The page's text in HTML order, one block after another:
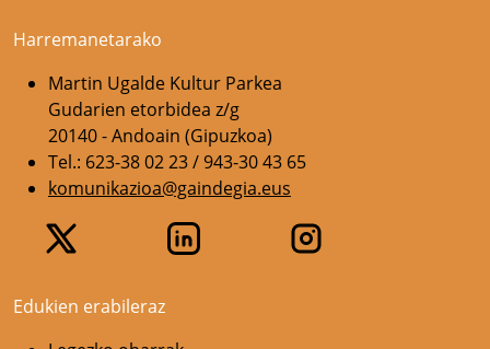
Harremanetarako
Martin Ugalde Kultur Parkea
Gudarien etorbidea z/g
20140 - Andoain (Gipuzkoa)
Tel.: 623-38 02 23 / 943-30 43 65
komunikazioa@gaindegia.eus
Edukien erabileraz